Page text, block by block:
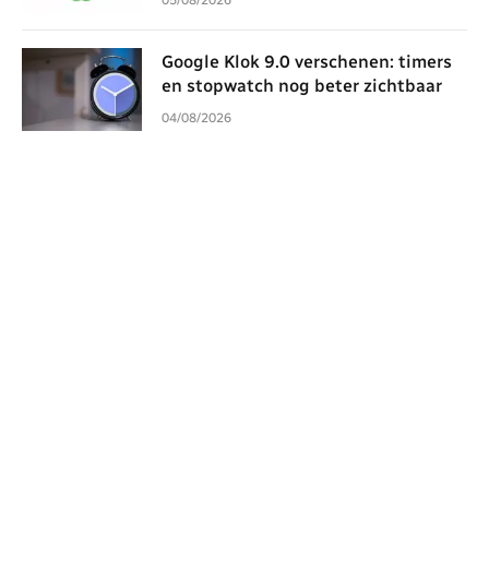
Google Klok 9.0 verschenen: timers
en stopwatch nog beter zichtbaar
04/08/2026